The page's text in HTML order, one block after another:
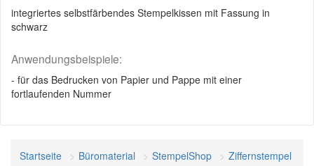
integriertes selbstfärbendes Stempelkissen mit Fassung in
schwarz
Anwendungsbeispiele:
- für das Bedrucken von Papier und Pappe mit einer
fortlaufenden Nummer
Startseite Büromaterial StempelShop
Ziffernstempel